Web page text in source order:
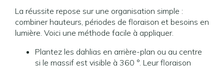
La réussite repose sur une organisation simple :
combiner hauteurs, périodes de floraison et besoins en
lumière. Voici une méthode facile à appliquer.
Plantez les dahlias en arrière-plan ou au centre
si le massif est visible à 360 °. Leur floraison